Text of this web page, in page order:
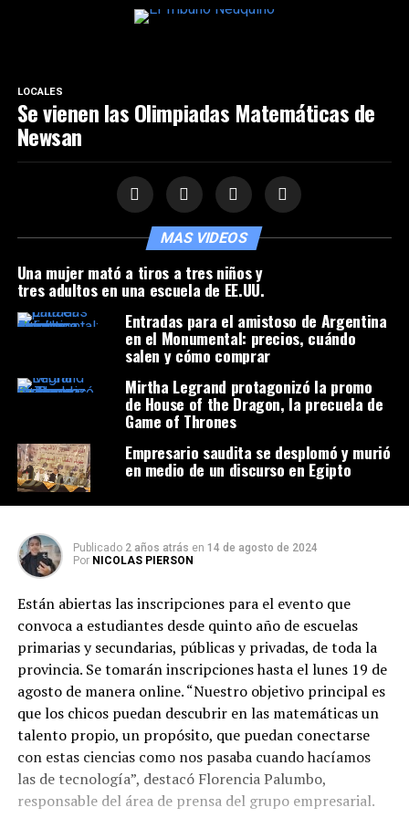
LOCALES
Se vienen las Olimpiadas Matemáticas de
Newsan
MAS VIDEOS
Una mujer mató a tiros a tres niños y
tres adultos en una escuela de EE.UU.
Entradas para el amistoso de Argentina
en el Monumental: precios, cuándo
salen y cómo comprar
Mirtha Legrand protagonizó la promo
de House of the Dragon, la precuela de
Game of Thrones
Empresario saudita se desplomó y murió
en medio de un discurso en Egipto
Publicado 2 años atrás en 14 de agosto de 2024
Por NICOLAS PIERSON
Están abiertas las inscripciones para el evento que
convoca a estudiantes desde quinto año de escuelas
primarias y secundarias, públicas y privadas, de toda la
provincia. Se tomarán inscripciones hasta el lunes 19 de
agosto de manera online. “Nuestro objetivo principal es
que los chicos puedan descubrir en las matemáticas un
talento propio, un propósito, que puedan conectarse
con estas ciencias como nos pasaba cuando hacíamos
las de tecnología”, destacó Florencia Palumbo,
responsable del área de prensa del grupo empresarial.